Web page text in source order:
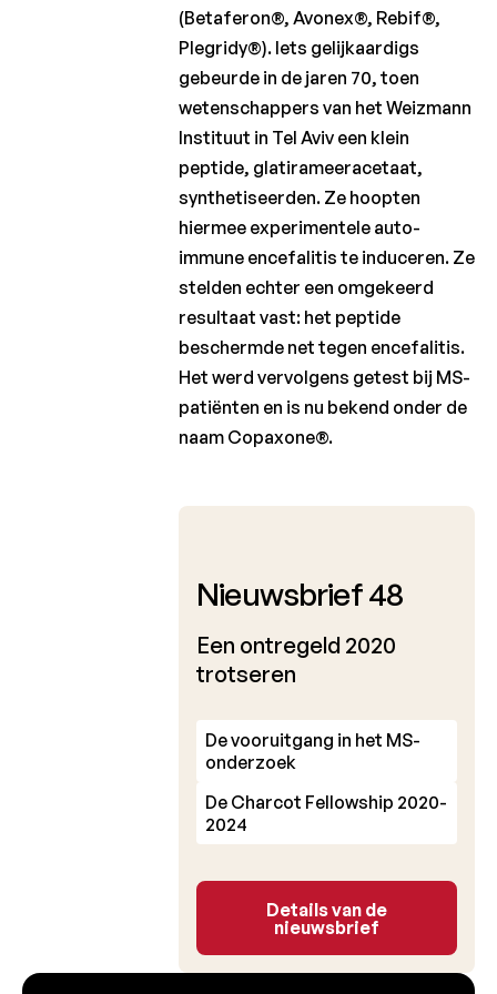
(Betaferon®, Avonex®, Rebif®,
Plegridy®). Iets gelijkaardigs
gebeurde in de jaren 70, toen
wetenschappers van het Weizmann
Instituut in Tel Aviv een klein
peptide, glatirameeracetaat,
synthetiseerden. Ze hoopten
hiermee experimentele auto-
immune encefalitis te induceren. Ze
stelden echter een omgekeerd
resultaat vast: het peptide
beschermde net tegen encefalitis.
Het werd vervolgens getest bij MS-
patiënten en is nu bekend onder de
naam Copaxone®.
Nieuwsbrief 48
Een ontregeld 2020
trotseren
De vooruitgang in het MS-
onderzoek
De Charcot Fellowship 2020-
2024
Details van de
Details van de
nieuwsbrief